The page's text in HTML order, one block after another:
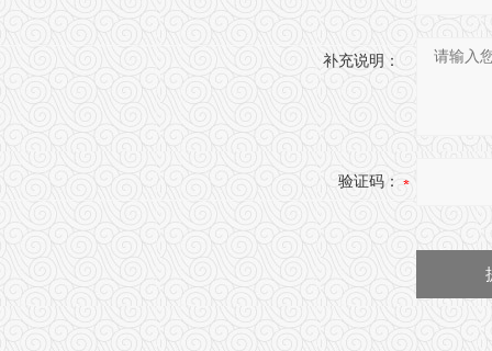
补充说明：
验证码：